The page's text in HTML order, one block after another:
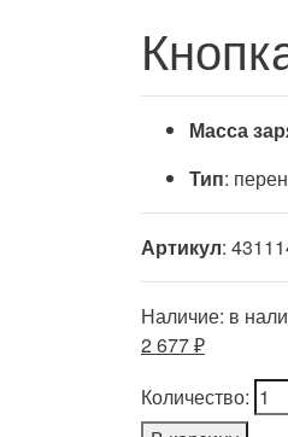
Масса
Тип:
Артикул:
Наличие: в
2 677 ₽
Количество: